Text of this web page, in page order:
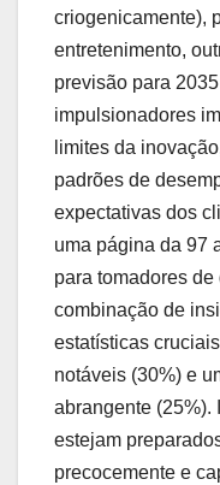
criogenicamente),
entretenimento,
previsão para
impulsionadores
limites da
padrões de
expectativas dos
uma página da 97
para tomadores
combinação de
estatísticas
notáveis (30%) e
abrangente (25%).
estejam
precocemente e